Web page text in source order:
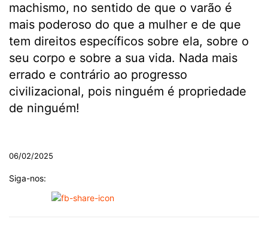
machismo, no sentido de que o varão é
mais poderoso do que a mulher e de que
tem direitos específicos sobre ela, sobre o
seu corpo e sobre a sua vida. Nada mais
errado e contrário ao progresso
civilizacional, pois ninguém é propriedade
de ninguém!
06/02/2025
Siga-nos: